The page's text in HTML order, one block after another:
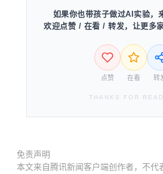
如果你也带孩子做过AI实验，
欢迎点赞 / 在看 / 转发，让更多
点赞 在看 转
THANKS FOR
免责声明
本文来自腾讯新闻客户端创作者，不代